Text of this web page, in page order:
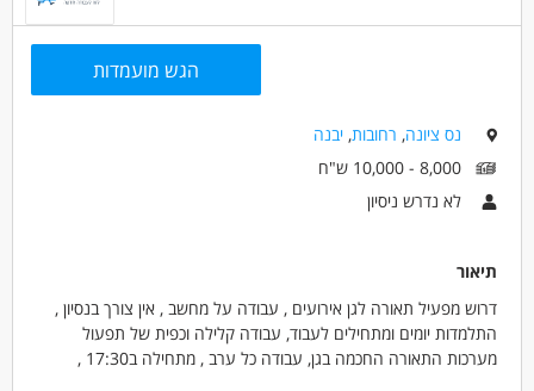
אומנות, בידור ותרבות - עובד במה
הגש מועמדות
נס ציונה, רחובות,יבנה
8,000 - 10,000 ש"ח
לא נדרש ניסיון
תיאור
דרוש מפעיל תאורה לגן אירועים , עבודה על מחשב , אין צורך בנסיון ,
התלמדות יומים ומתחילים לעבוד, עבודה קלילה וכפית של תפעול
מערכות התאורה החכמה בגן, עבודה כל ערב , מתחילה ב17:30 ,